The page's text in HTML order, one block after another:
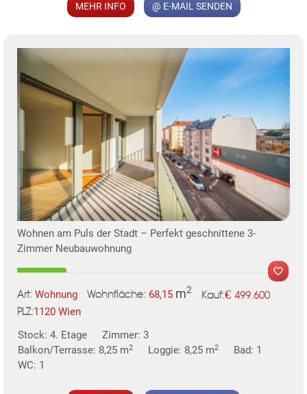
TE
MEHR INFO @ E-MAIL SENDEN
Wohnen am Puls der Stadt – Perfekt geschnittene 3-
Zimmer Neubauwohnung
Art: Wohnung Wohnfläche: 68,15 m2 Kauf:€ 499.600
PLZ:1120 Wien
Stock: 4. Etage
Zimmer: 3
Balkon/Terrasse: 8,25 m2 Loggie: 8,25 m2
Bad: 1
WC: 1